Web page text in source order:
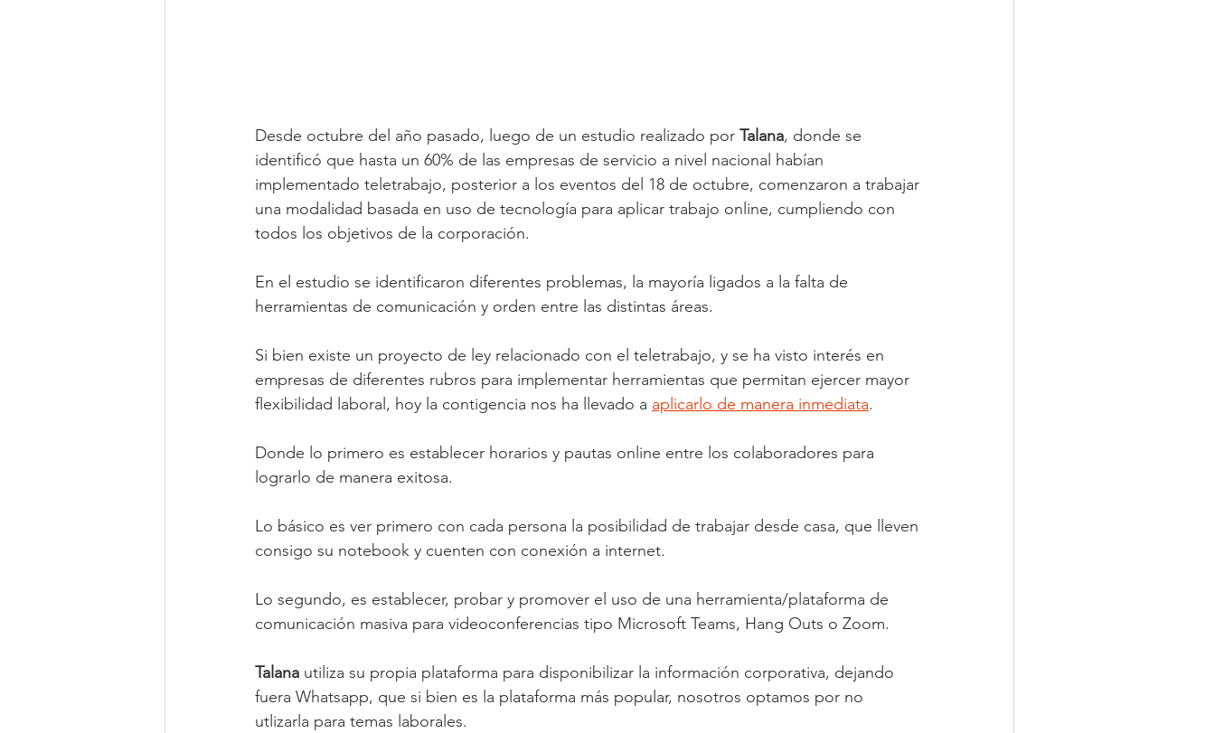
Desde octubre del año pasado, luego de un estudio realizado por Talana, donde se
identificó que hasta un 60% de las empresas de servicio a nivel nacional habían
implementado teletrabajo, posterior a los eventos del 18 de octubre, comenzaron a trabajar
una modalidad basada en uso de tecnología para aplicar trabajo online, cumpliendo con
todos los objetivos de la corporación.
En el estudio se identificaron diferentes problemas, la mayoría ligados a la falta de
herramientas de comunicación y orden entre las distintas áreas.
Si bien existe un proyecto de ley relacionado con el teletrabajo, y se ha visto interés en
empresas de diferentes rubros para implementar herramientas que permitan ejercer mayor
flexibilidad laboral, hoy la contigencia nos ha llevado a aplicarlo de manera inmediata.
Donde lo primero es establecer horarios y pautas online entre los colaboradores para
lograrlo de manera exitosa.
Lo básico es ver primero con cada persona la posibilidad de trabajar desde casa, que lleven
consigo su notebook y cuenten con conexión a internet.
Lo segundo, es establecer, probar y promover el uso de una herramienta/plataforma de
comunicación masiva para videoconferencias tipo Microsoft Teams, Hang Outs o Zoom.
Talana utiliza su propia plataforma para disponibilizar la información corporativa, dejando
fuera Whatsapp, que si bien es la plataforma más popular, nosotros optamos por no
utlizarla para temas laborales.